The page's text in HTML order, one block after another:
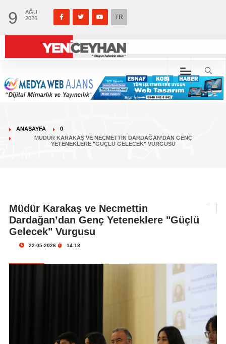
9
AĞU
2026
TR
ANASAYFA
0
MÜDÜR KARAKAŞ VE NECMETTIN DARDAĞAN’DAN GENÇ
YETENEKLERE "GÜÇLÜ GELECEK" VURGUSU
Müdür Karakaş ve Necmettin
Dardağan’dan Genç Yeteneklere "Güçlü
Gelecek" Vurgusu
22-05-2026 14:18